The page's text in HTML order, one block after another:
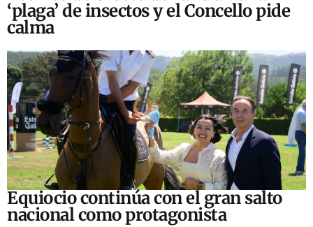
‘plaga’ de insectos y el Concello pide
calma
Equiocio continúa con el gran salto
nacional como protagonista